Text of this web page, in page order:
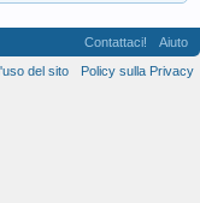
Contattaci!
Aiuto
del sito
Policy sulla Privacy